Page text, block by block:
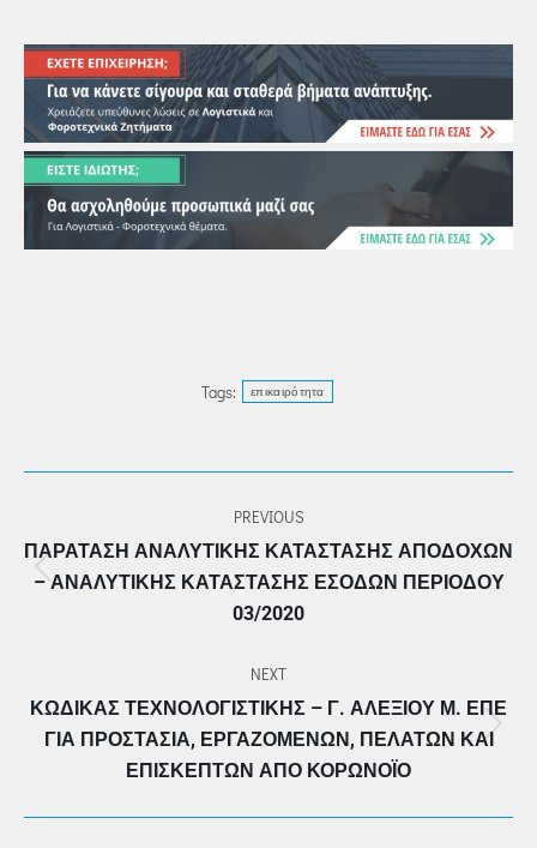
Tags: επικαιρότητα
PREVIOUS
Previous
post:
ΠΑΡΆΤΑΣΗ ΑΝΑΛΥΤΙΚΉΣ ΚΑΤΆΣΤΑΣΗΣ ΑΠΟΔΟΧΏΝ
– ΑΝΑΛΥΤΙΚΉΣ ΚΑΤΆΣΤΑΣΗΣ ΕΣΌΔΩΝ ΠΕΡΙΌΔΟΥ
03/2020
NEXT
Next
post:
ΚΏΔΙΚΑΣ ΤΕΧΝΟΛΟΓΙΣΤΙΚΗΣ – Γ. ΑΛΕΞΊΟΥ Μ. ΕΠΕ
ΓΙΑ ΠΡΟΣΤΑΣΊΑ, ΕΡΓΑΖΟΜΈΝΩΝ, ΠΕΛΑΤΏΝ ΚΑΙ
ΕΠΙΣΚΕΠΤΏΝ ΑΠΌ ΚΟΡΩΝΟΪΌ